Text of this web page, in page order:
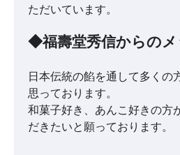
ただいています。
◆福壽堂秀信からの
日本伝統の餡を通して多くの
思っております。
和菓子好き、あんこ好きの方
だきたいと願っております。